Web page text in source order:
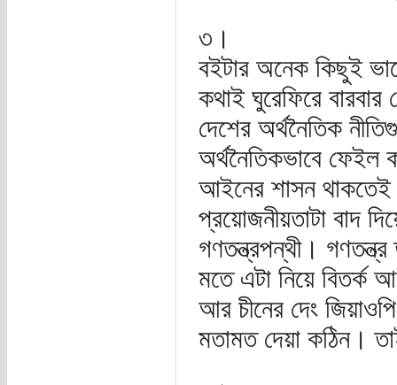
৩।
বইটার অনেক কিছুই
কথাই ঘুরেফিরে
দেশের অর্থনৈতিক
অর্থনৈতিকভাবে ফেইল
আইনের শাসন থাকতেই
প্রয়োজনীয়তাটা বাদ
গণতন্ত্রপন্থী। গণতন্ত্র
মতে এটা নিয়ে বিতর্ক
আর চীনের দেং
মতামত দেয়া কঠিন।